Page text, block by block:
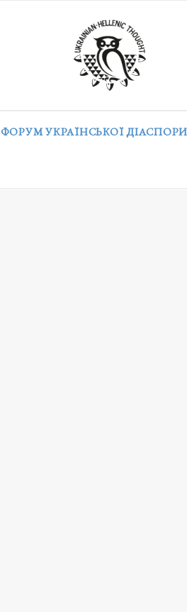
ФОРУМ УКРАЇНСЬКОЇ ДІАСПОРИ